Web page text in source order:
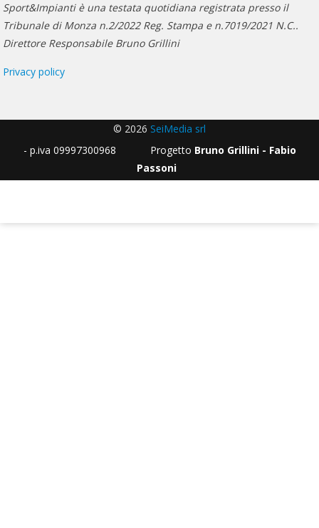
Sport&Impianti è una testata quotidiana registrata presso il
Tribunale di Monza n.2/2022 Reg. Stampa e n.7019/2021 N.C..
Direttore Responsabile Bruno Grillini
Privacy policy
© 2026 SeiMedia srl
- p.iva 09997300968 Progetto Bruno Grillini - Fabio
Passoni